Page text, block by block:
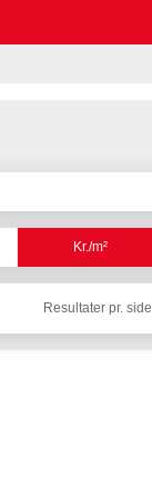
Kr./m²
Resultater pr. side